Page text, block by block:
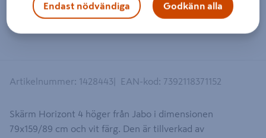
Artikelnummer: 1428443 EAN-kod : 7392118371152
Skärm Horizont 4 höger från Jabo i dimensionen
79x159/89 cm och vit färg. Den är tillverkad av
Endast nödvändiga Godkänn alla